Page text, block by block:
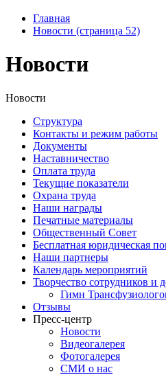
Главная
Новости (страница 52)
Новости
Новости
Структура
Контакты и режим работы
Документы
Наставничество
Оплата труда
Текущие показатели
Охрана труда
Наши награды
Печатные материалы
Общественный Совет
Бесплатная юридическая
Наши партнеры
Календарь мероприятий
Творчество сотрудников и
Гимн
Отзывы
Пресс-центр
Новости
Видеогалерея
Фотогалерея
СМИ о нас